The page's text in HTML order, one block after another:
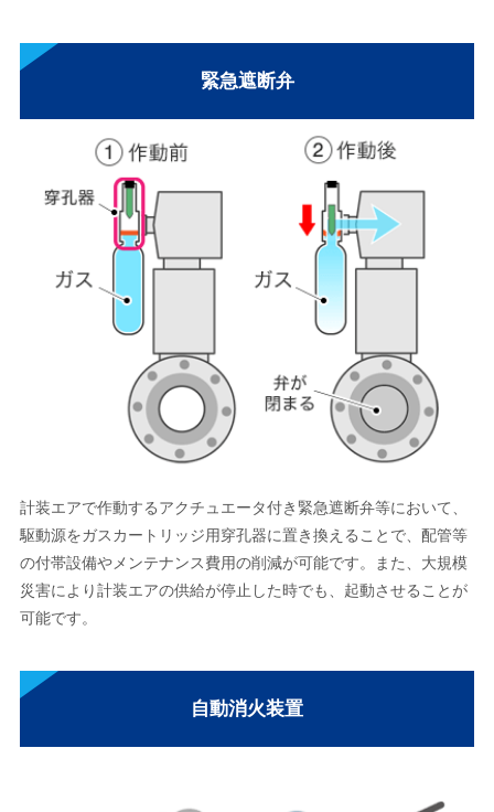
緊急遮断弁
計装エアで作動するアクチュエータ付き緊急遮断弁等において、
駆動源をガスカートリッジ用穿孔器に置き換えることで、配管等
の付帯設備やメンテナンス費用の削減が可能です。また、大規模
災害により計装エアの供給が停止した時でも、起動させることが
可能です。
自動消火装置